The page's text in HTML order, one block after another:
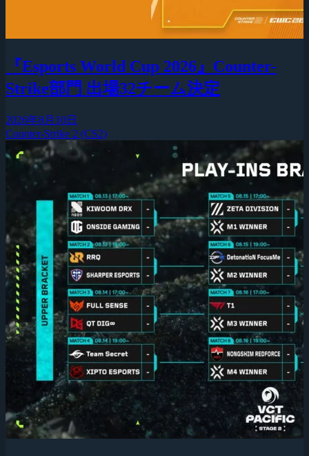
『Esports World Cup 2026』Counter-
Strike部門 出場32チーム決定
2026年8月10日
Counter-Strike 2 (CS2)